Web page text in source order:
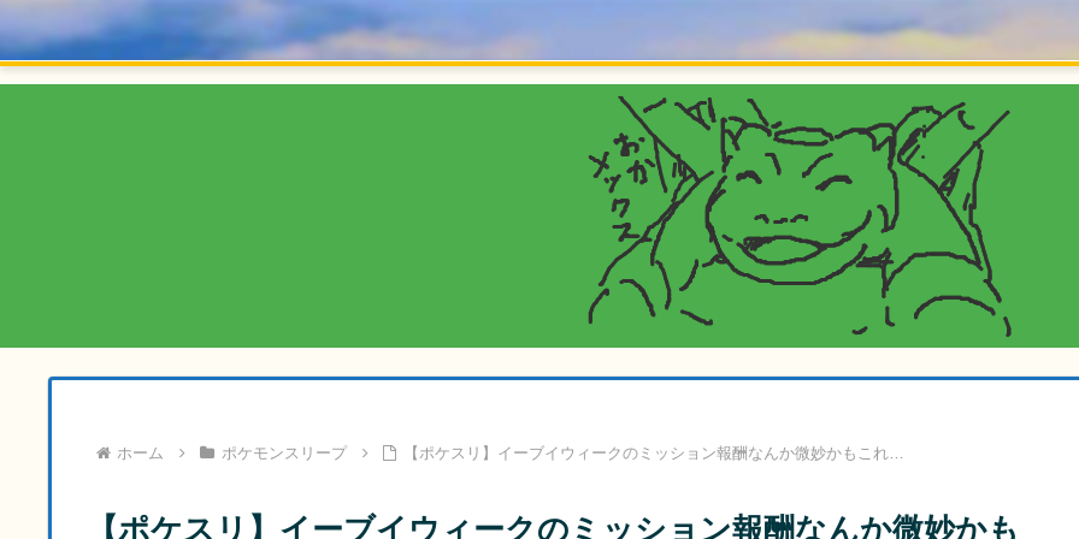
ホーム ポケモンスリープ 【ポケスリ】イーブイウィークのミッション報酬なんか微妙かもこれ…
【ポケスリ】イーブイウィークのミッション報酬なんか微妙かも